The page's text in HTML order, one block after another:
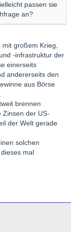
passen sie
an?
mit großem Krieg,
-infrastruktur der
einerseits
andererseits den
aus Börse
brennen
Zinsen der US-
der Welt gerade
solchen
mal